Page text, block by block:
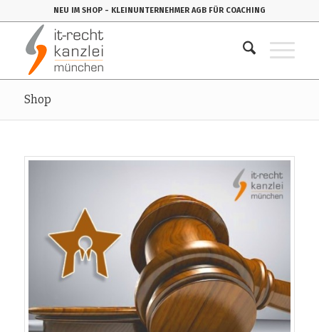
NEU IM SHOP - KLEINUNTERNEHMER AGB FÜR COACHING
Shop